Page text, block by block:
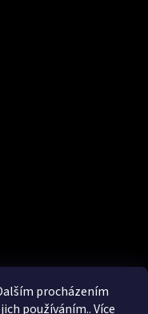
procházením
používáním.. Více